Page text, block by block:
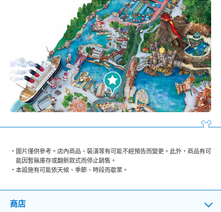
圖片僅供參考。店內商品、裝潢等有可能不經預告而變更。此外，商品有可
能因暫無庫存或翻新款式而停止銷售。
本設施有可能依天候、季節、時段而歇業。
商店